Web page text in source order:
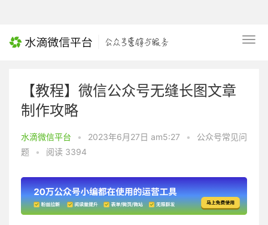
【教程】微信公众号无缝长图文章
制作攻略
水滴微信平台 • 2023年6月27日 am5:27 •
公众号常见问
题
• 阅读 3394